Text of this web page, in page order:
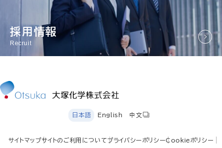
採用情報
Recruit
日本語 English 中文
サイトマップサイトのご利用についてプライバシーポリシーCookieポリシー